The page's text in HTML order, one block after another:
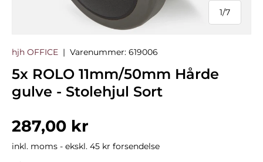
1/
af
7
hjh OFFICE | Varenummer: 619006
5x ROLO 11mm/50mm Hårde
gulve - Stolehjul Sort
Normalpris
287,00 kr
inkl. moms - ekskl. 45 kr forsendelse